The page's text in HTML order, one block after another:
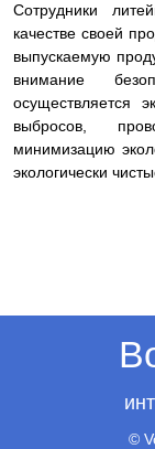
Сотрудники
качестве своей
выпускаемую
внимание
осуществляется
выбросов,
минимизацию
экологически
©